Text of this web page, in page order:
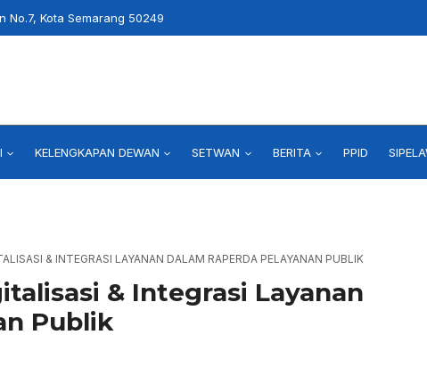
No.7, Kota Semarang 50249
KELENGKAPAN DEWAN SETWAN BERITA PPID
& INTEGRASI LAYANAN DALAM RAPERDA PELAYANAN PUBLIK
& Integrasi Layanan
Publik